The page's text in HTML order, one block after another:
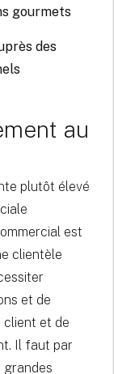
gourmets
des
au
plutôt élevé
est
clientèle
et de
client et de
Il faut par
grandes